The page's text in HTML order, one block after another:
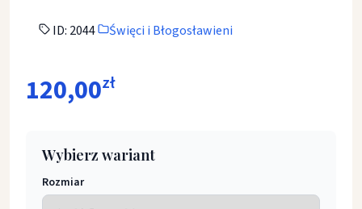
ID: 2044 Święci i Błogosławieni
120,00zł
Wybierz wariant
Rozmiar